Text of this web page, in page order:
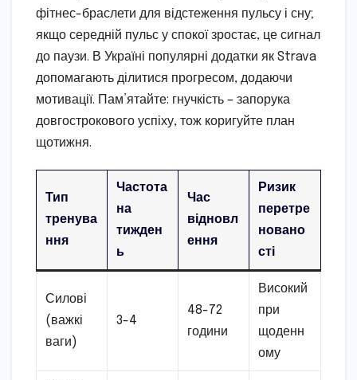
фітнес-браслети для відстеження пульсу і сну;
якщо середній пульс у спокої зростає, це сигнал
до паузи. В Україні популярні додатки як Strava
допомагають ділитися прогресом, додаючи
мотивації. Пам’ятайте: гнучкість – запорука
довгострокового успіху, тож коригуйте план
щотижня.
Тип
тренува
ння
Частота
на
тижден
ь
Час
відновл
ення
Ризик
перетре
новано
сті
Силові
(важкі
ваги)
3-4
48-72
години
Високий
при
щоденн
ому